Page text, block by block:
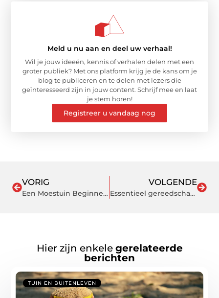
Meld u nu aan en deel uw verhaal!
Wil je jouw ideeën, kennis of verhalen delen met een
groter publiek? Met ons platform krijg je de kans om je
blog te publiceren en te delen met lezers die
geïnteresseerd zijn in jouw content. Schrijf mee en laat
je stem horen!
Registreer u vandaag nog
VORIG
Een Moestuin Beginnen: Van Groene Vingers Naar Groene Resultaten
VOLGENDE
Essentieel gereedschap dat elke elektricien in zijn gereedschapskist moet hebben
Hier zijn enkele gerelateerde
berichten
TUIN EN BUITENLEVEN